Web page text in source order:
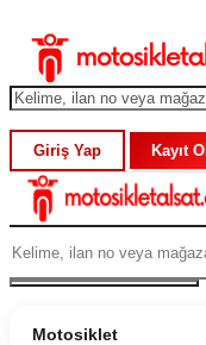
Giriş Yap Kayıt Ol
Motosiklet